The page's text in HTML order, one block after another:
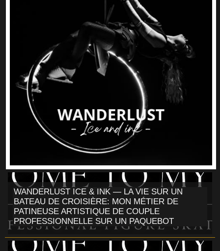
WANDERLUST ICE & INK — LA VIE SUR UN
BATEAU DE CROISIÈRE: MON MÉTIER DE
PATINEUSE ARTISTIQUE DE COUPLE
PROFESSIONNELLE SUR UN PAQUEBOT